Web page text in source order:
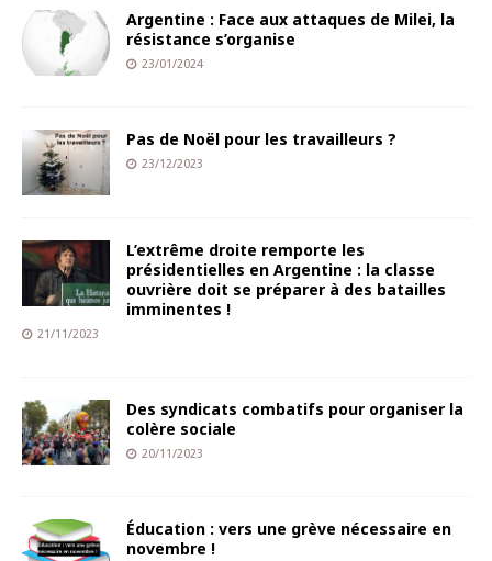
Argentine : Face aux attaques de Milei, la
résistance s’organise
23/01/2024
Pas de Noël pour les travailleurs ?
23/12/2023
L’extrême droite remporte les
présidentielles en Argentine : la classe
ouvrière doit se préparer à des batailles
imminentes !
21/11/2023
Des syndicats combatifs pour organiser la
colère sociale
20/11/2023
Éducation : vers une grève nécessaire en
novembre !